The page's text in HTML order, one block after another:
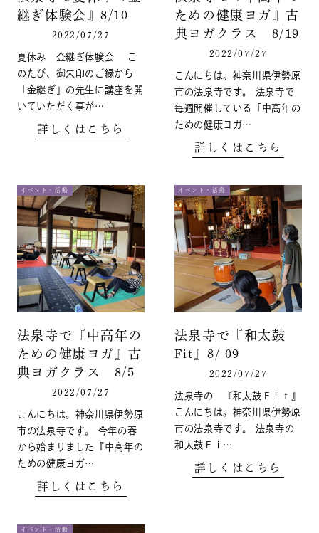
継ぎ体験会』8/10
2022/07/27
夏休み 金継ぎ体験会 こ
のたび、御朱印のご縁から
「金継ぎ」の先生に講座を開
いていただく事が…
詳しくはこちら
ための健康ヨガ』古
典ヨガクラス 8/19
2022/07/27
こんにちは。神奈川県伊勢原
市の法泉寺です。 法泉寺で
毎週開催している「中高年の
ための健康ヨガ…
詳しくはこちら
イベント・活動
法泉寺で『中高年の
ための健康ヨガ』古
典ヨガクラス 8/5
2022/07/27
こんにちは。神奈川県伊勢原
市の法泉寺です。 今年の春
から始まりました『中高年の
ための健康ヨガ…
詳しくはこちら
イベント・活動
法泉寺で『和太鼓
Fit』8/ 09
2022/07/27
法泉寺の 『和太鼓Ｆｉｔ』
こんにちは。神奈川県伊勢原
市の法泉寺です。 法泉寺の
和太鼓Ｆｉ…
詳しくはこちら
イベント・活動